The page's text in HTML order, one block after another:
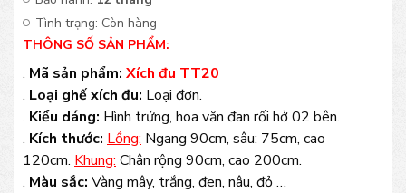
Tình trạng: Còn hàng
THÔNG SỐ SẢN PHẨM:
. Mã sản phẩm: Xích đu TT20
. Loại ghế xích đu: Loại đơn.
. Kiểu dáng: Hình trứng, hoa văn đan rối hở 02 bên.
. Kích thước: Lồng: Ngang 90cm, sâu: 75cm, cao
120cm. Khung: Chân rộng 90cm, cao 200cm.
. Màu sắc: Vàng mây, trắng, đen, nâu, đỏ …